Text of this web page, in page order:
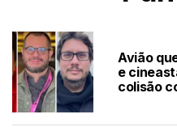
Avião
e
colisão